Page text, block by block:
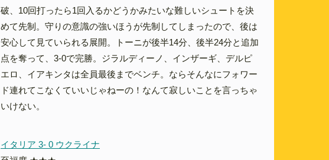
破、10回打ったら1回入るかどうかみたいな難しいシュートを決
めて先制。守りの意識の強いほうが先制してしまったので、後は
安心して見ていられる展開。トーニが後半14分、後半24分と追加
点を奪って、3-0で完勝。ジラルディーノ、インザーギ、デルピ
エロ、イアキンタは全員最後までベンチ。ならそんなにフォワー
ド連れてこなくていいじゃねーの！なんて寂しいことを言っちゃ
いけない。
イタリア 3- 0 ウクライナ